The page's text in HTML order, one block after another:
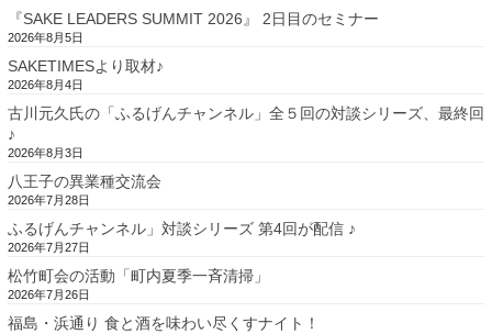
『SAKE LEADERS SUMMIT 2026』 2日目のセミナー
2026年8月5日
SAKETIMESより取材♪
2026年8月4日
古川元久氏の「ふるげんチャンネル」全５回の対談シリーズ、最終回
♪
2026年8月3日
八王子の異業種交流会
2026年7月28日
ふるげんチャンネル」対談シリーズ 第4回が配信 ♪
2026年7月27日
松竹町会の活動「町内夏季一斉清掃」
2026年7月26日
福島・浜通り 食と酒を味わい尽くすナイト！